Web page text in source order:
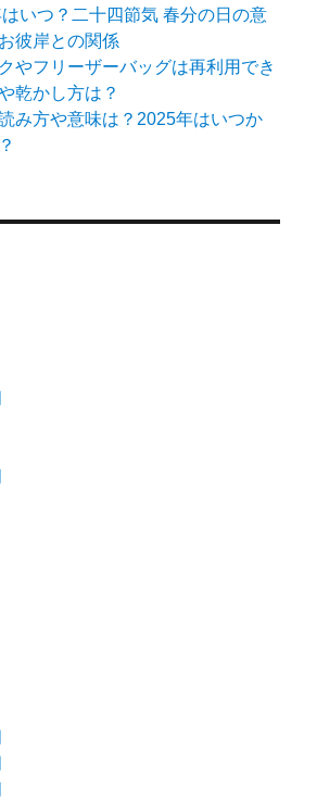
いつ？二十四節気 春分の日の意
彼岸との関係
やフリーザーバッグは再利用でき
乾かし方は？
み方や意味は？2025年はいつか